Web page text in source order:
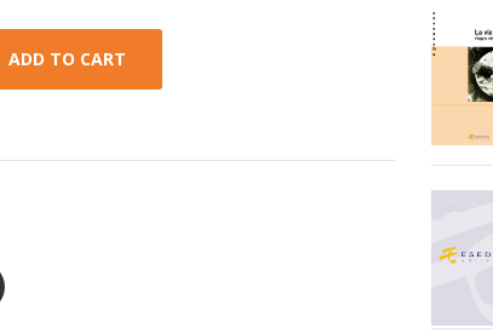
ADD TO CART